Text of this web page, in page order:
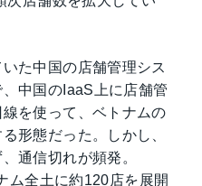
た中国の店舗管理シス
中国のIaaS上に店舗管
を使って、ベトナムの
形態だった。しかし、
通信切れが頻発。
ム全土に約120店を展開